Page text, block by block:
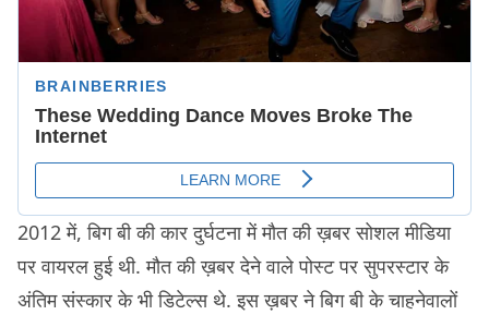
2012 में, बिग बी की कार दुर्घटना में मौत की ख़बर सोशल मीडिया
पर वायरल हुई थी. मौत की ख़बर देने वाले पोस्ट पर सुपरस्टार के
अंतिम संस्कार के भी डिटेल्स थे. इस ख़बर ने बिग बी के चाहनेवालों